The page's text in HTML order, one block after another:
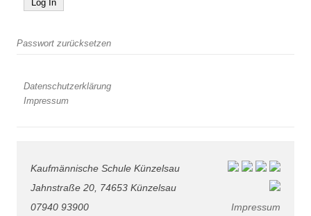
Passwort zurücksetzen
Datenschutzerklärung
Impressum
Kaufmännische Schule Künzelsau
Jahnstraße 20, 74653 Künzelsau
07940 93900
Impressum